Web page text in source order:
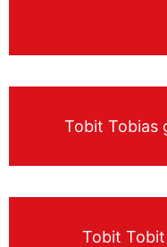
Tobit Tobias
Tobit Tobit